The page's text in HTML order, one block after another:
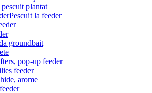
plantat
Pescuit la feeder
groundbait
pop-up feeder
feeder
arome